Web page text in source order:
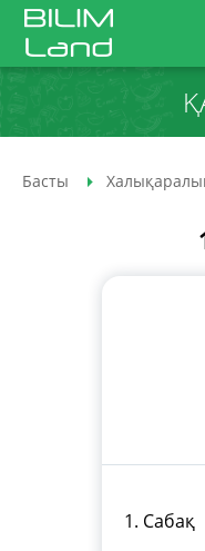
Басты
1. Сабақ